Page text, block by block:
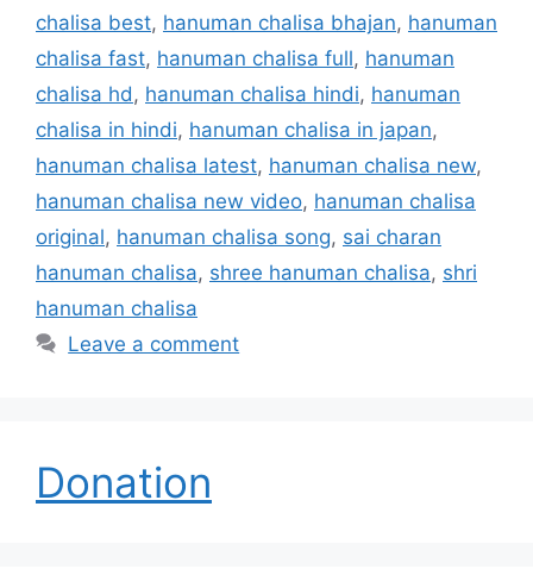
chalisa best, hanuman chalisa bhajan, hanuman
chalisa fast, hanuman chalisa full, hanuman
chalisa hd , hanuman chalisa hindi, hanuman
chalisa in hindi, hanuman chalisa in japan,
hanuman chalisa latest, hanuman chalisa new,
hanuman chalisa new video, hanuman chalisa
original, hanuman chalisa song, sai charan
hanuman chalisa, shree hanuman chalisa, shri
hanuman chalisa
Leave a comment
Donation